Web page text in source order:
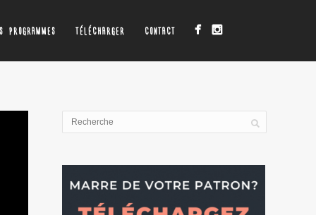
PROGRAMMES TÉLÉCHARGER CONTACT